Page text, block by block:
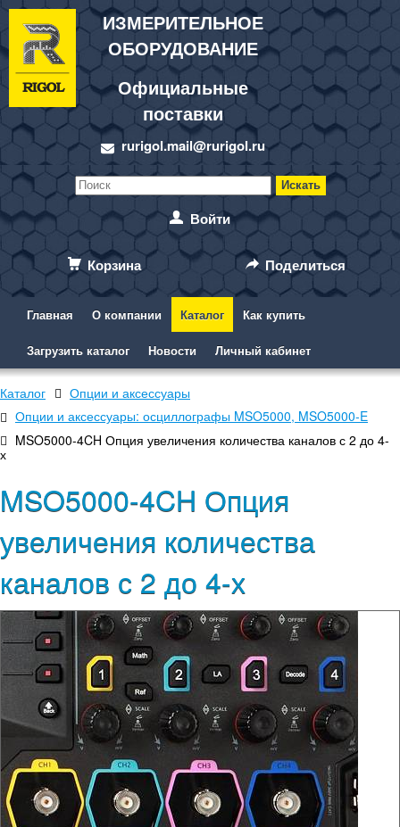
ИЗМЕРИТЕЛЬНОЕ
ОБОРУДОВАНИЕ
Официальные
поставки
rurigol.mail@rurigol.ru
Войти
Корзина Поделиться
Главная О компании Каталог Как купить
Загрузить каталог Новости Личный кабинет
Каталог
Опции и аксессуары
Опции и аксессуары: осциллографы MSO5000, MSO5000-E
MSO5000-4CH Опция увеличения количества каналов с 2 до 4-
х
MSO5000-4CH Опция
увеличения количества
каналов с 2 до 4-х